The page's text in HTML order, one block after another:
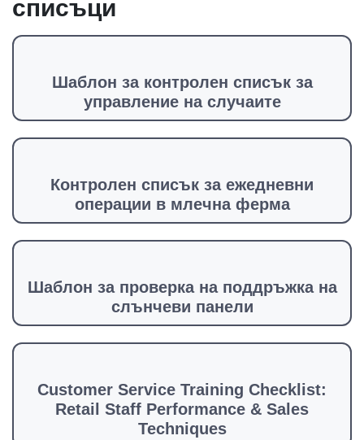
списъци
Шаблон за контролен списък за
управление на случаите
Контролен списък за ежедневни
операции в млечна ферма
Шаблон за проверка на поддръжка на
слънчеви панели
Customer Service Training Checklist:
Retail Staff Performance & Sales
Techniques